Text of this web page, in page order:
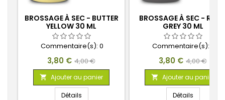
BROSSAGE À SEC - BUTTER
YELLOW 30 ML
Commentaire(s): 0
Prix
3,80 € Prix
de
base
4,00 €
 Ajouter au panier
Détails
BROSSAGE À SEC -
GREY 30 ML
Commentaire(s):
Prix
3,80 € Prix
de
base
4,00 €
 Ajouter au panier
Détails